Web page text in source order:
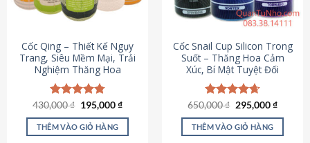
Cốc Qing – Thiết Kế Ngụy
Trang, Siêu Mềm Mại, Trải
Nghiệm Thăng Hoa
Được xếp
hạng4.78
5 sao
430,000₫ Giá
là:
430,000 ₫.
195,000₫Giá
tại
THÊM VÀO GIỎ HÀNG
Cốc Snail Cup Silicon Trong
Suốt – Thăng Hoa Cảm
Xúc, Bí Mật Tuyệt Đối
Được xếp
hạng4.69
5 sao
650,000₫ Giá
là:
650,000 ₫.
295,000₫Giá
tại
THÊM VÀO GIỎ HÀNG